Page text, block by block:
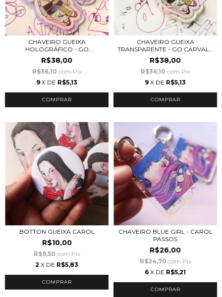
CHAVEIRO GUEIXA
HOLOGRÁFICO - GO
CARVALH...
R$38,00
R$36,10 com Pix
9 X DE R$5,13
CHAVEIRO GUEIXA
TRANSPARENTE - GO CARVAL...
R$38,00
R$36,10 com Pix
9 X DE R$5,13
BOTTON GUEIXA CAROL
R$10,00
R$9,50 com Pix
2 X DE R$5,83
CHAVEIRO BLUE GIRL - CAROL
PASSOS
R$26,00
R$24,70 com Pix
6 X DE R$5,21